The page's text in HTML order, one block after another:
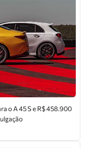
o A 45 S e R$ 458.900